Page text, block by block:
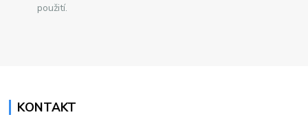
použití.
KONTAKT